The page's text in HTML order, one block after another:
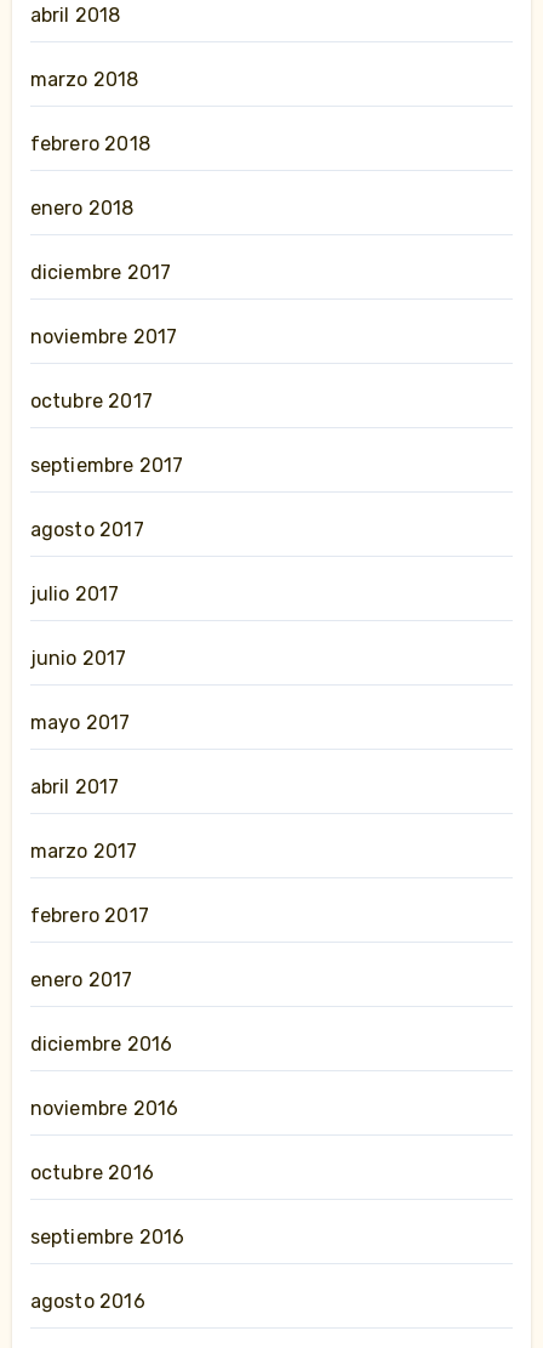
abril 2018
marzo 2018
febrero 2018
enero 2018
diciembre 2017
noviembre 2017
octubre 2017
septiembre 2017
agosto 2017
julio 2017
junio 2017
mayo 2017
abril 2017
marzo 2017
febrero 2017
enero 2017
diciembre 2016
noviembre 2016
octubre 2016
septiembre 2016
agosto 2016